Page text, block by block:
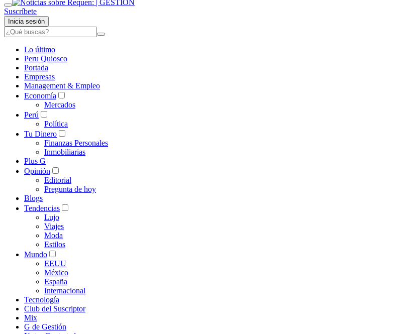
Suscríbete
Inicia sesión
Lo último
Peru Quiosco
Portada
Empresas
Management & Empleo
Economía
Mercados
Perú
Política
Tu Dinero
Finanzas Personales
Inmobiliarias
Plus G
Opinión
Editorial
Pregunta de hoy
Blogs
Tendencias
Lujo
Viajes
Moda
Estilos
Mundo
EEUU
México
España
Internacional
Tecnología
Club del Suscriptor
Mix
G de Gestión